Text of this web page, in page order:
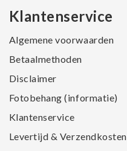
Klantenservice
Algemene voorwaarden
Betaalmethoden
Disclaimer
Fotobehang (informatie)
Klantenservice
Levertijd & Verzendkosten